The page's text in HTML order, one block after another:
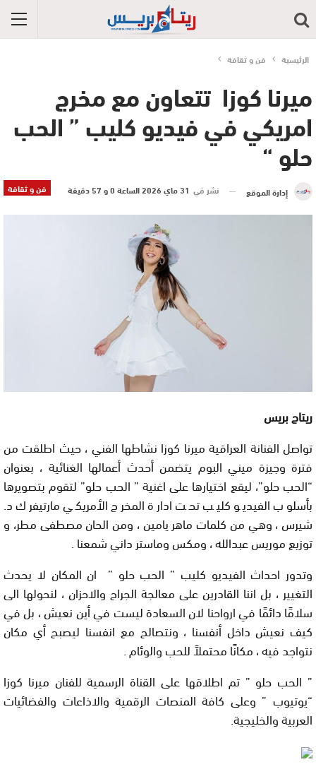
الرئيسية فن و ثقافة
ميرنا كوزا تتعاون مع مخرج
امريكي في فيديو كليب ” الحب
حلو “
فن و ثقافة إدارة الموقع نشر في 31 ماي 2026 الساعة 0 و 57 دقيقة
ريتاج بريس
تواصل الفنانة العراقية ميرنا كوزا نشاطها الفني ، حيث اطلقت من
فترة وجيزة ميني البوم يتضمن أحدث أعمالها الغنائية ، بعنوان
“الحب حلو”، ليقع اختيارها على اغنية ” الحب حلو” لتقوم بتصويرها
بأسلوب الفيديو كليب تحت ادارة المخرج الأمريكي مارتيفرك د.
شيرس ، وهي من كلمات ماهر يامين ، ومن الحان مصطفى مطر، و
توزيع موريس عبدالله ، ومكس وماستر داني شمعنا .
وتدور احداث الفيديو كليب ” الحب حلو ” ان المكان لا يحدث
التغيير ، بل اننا القادرين على معالجة الجراح والاحزان ، لنحولها الى
سلامًا دائمًا في ارواحنا لان السعادة ليست في أين نعيش ، بل في
كيف نعيش داخل أنفسنا ، ونتصالح مع انفسنا ليصبح أي مكان
نتواجد فيه ، مكانًا محتملاً للحب والوئام .
” الحب حلو ” تم اطلاقها على القناة الرسمية للفنان ميرنا كوزا
“يوتيوب ” وعلى كافة المنصات الرقمية والاذاعات والفضائيات
العربية والخليجية.